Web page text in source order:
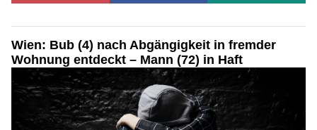
Wien: Bub (4) nach Abgängigkeit in fremder
Wohnung entdeckt – Mann (72) in Haft